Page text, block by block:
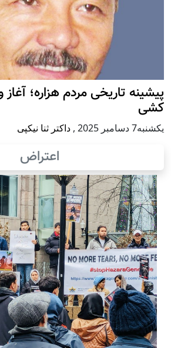
پيشينه تاريخی مردم هزاره؛
کشی
يكشنبه7 دسامبر 2025 , داکتر ثنا نیکپی
اعتراض